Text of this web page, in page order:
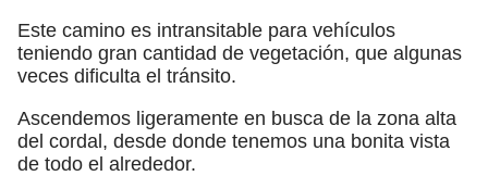
Este camino es intransitable para vehículos
teniendo gran cantidad de vegetación, que algunas
veces dificulta el tránsito.
Ascendemos ligeramente en busca de la zona alta
del cordal, desde donde tenemos una bonita vista
de todo el alrededor.